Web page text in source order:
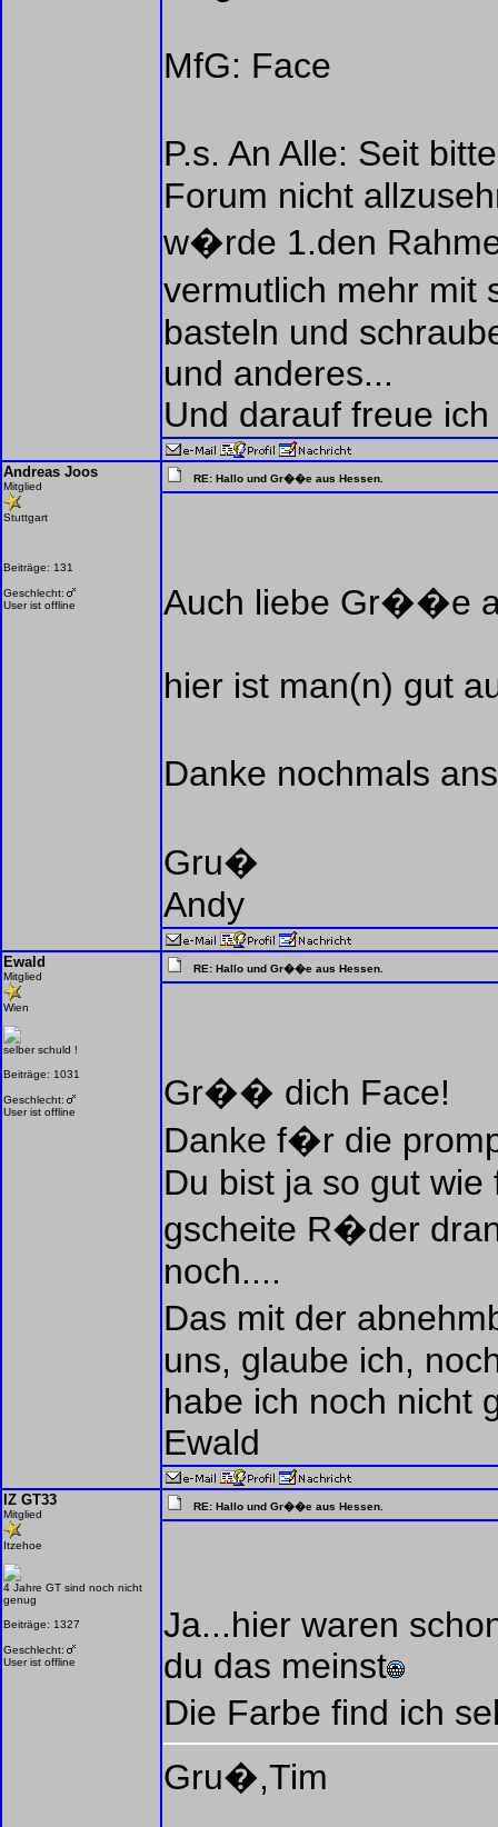
MfG: Face
P.s. An Alle: Seit
Forum nicht
w�rde 1.den
vermutlich mehr mit
basteln und
und anderes...
Und darauf freue
Andreas Joos
Mitglied
Stuttgart
Beiträge: 131
Geschlecht:
User ist offline
RE: Hallo und Gr��e aus Hessen.
Auch liebe Gr��e
hier ist man(n) gut
Danke nochmals
Gru�
Andy
Ewald
Mitglied
Wien
selber schuld !
Beiträge: 1031
Geschlecht:
User ist offline
RE: Hallo und Gr��e aus Hessen.
Gr�� dich Face!
Danke f�r die
Du bist ja so gut
gscheite R�der
noch....
Das mit der
uns, glaube ich,
habe ich noch nicht
Ewald
IZ GT33
Mitglied
Itzehoe
4 Jahre GT sind noch nicht
genug
Beiträge: 1327
Geschlecht:
User ist offline
RE: Hallo und Gr��e aus Hessen.
Ja...hier waren
du das meinst
Die Farbe find ich
Gru�,Tim